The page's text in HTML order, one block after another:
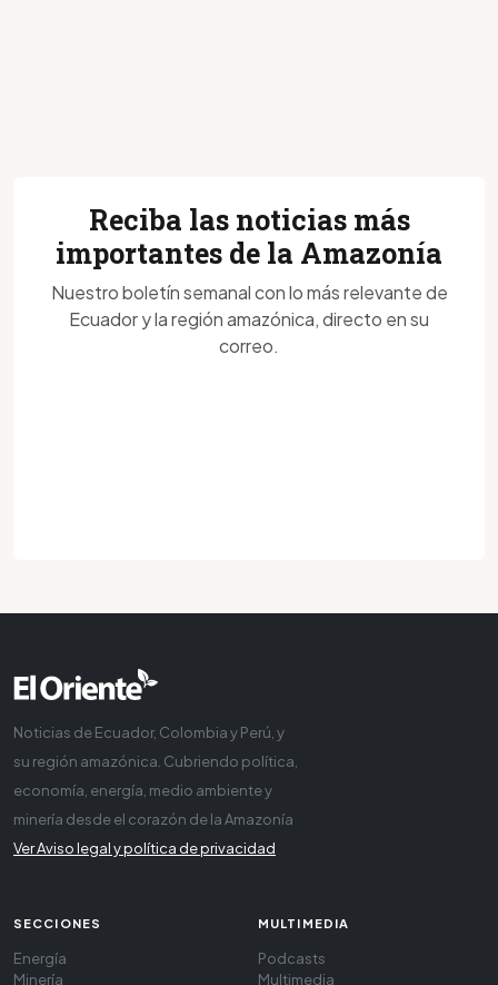
Reciba las noticias más
importantes de la Amazonía
Nuestro boletín semanal con lo más relevante de
Ecuador y la región amazónica, directo en su
correo.
Noticias de Ecuador, Colombia y Perú, y
su región amazónica. Cubriendo política,
economía, energía, medio ambiente y
minería desde el corazón de la Amazonía
Ver Aviso legal y política de privacidad
SECCIONES
Energía
Minería
MULTIMEDIA
Podcasts
Multimedia